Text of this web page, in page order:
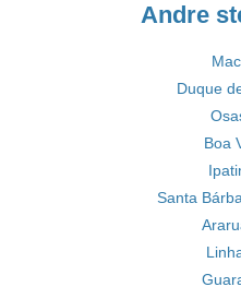
Andre
Duque
Boa
Santa